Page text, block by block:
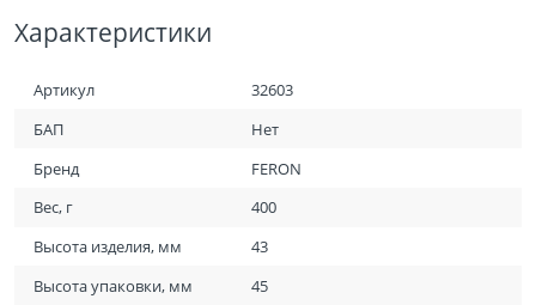
Характеристики
Артикул
32603
БАП
Нет
Бренд
FERON
Вес, г
400
Высота изделия, мм
43
Высота упаковки, мм
45